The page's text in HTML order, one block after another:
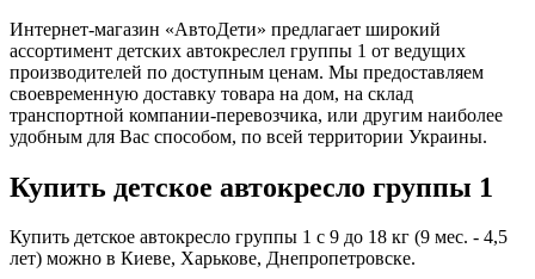
Интернет-магазин «АвтоДети» предлагает широкий
ассортимент детских автокреслел группы 1 от ведущих
производителей по доступным ценам. Мы предоставляем
своевременную доставку товара на дом, на склад
транспортной компании-перевозчика, или другим наиболее
удобным для Вас способом, по всей территории Украины.
Купить детское автокресло группы 1
Купить детское автокресло группы 1 с 9 до 18 кг (9 мес. - 4,5
лет) можно в Киеве, Харькове, Днепропетровске.